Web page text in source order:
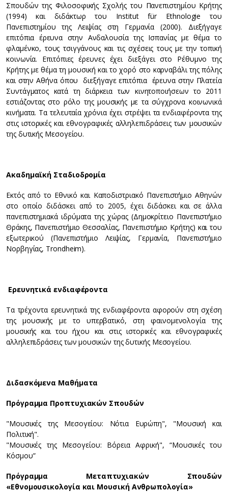
Σπουδών της Φιλοσοφικής Σχολής του Πανεπιστημίου Κρήτης
(1994) και διδάκτωρ του Institut für Ethnologie του
Πανεπιστημίου της Λειψίας στη Γερμανία (2000). Διεξήγαγε
επιτόπια έρευνα στην Ανδαλουσία της Ισπανίας με θέμα το
φλαμένκο, τους τσιγγάνους και τις σχέσεις τους με την τοπική
κοινωνία. Επιτόπιες έρευνες έχει διεξάγει στο Ρέθυμνο της
Κρήτης με θέμα τη μουσική και το χορό στο καρναβάλι της πόλης
και στην Αθήνα όπου διεξήγαγε επιτόπια έρευνα στην Πλατεία
Συντάγματος κατά τη διάρκεια των κινητοποιήσεων το 2011
εστιάζοντας στο ρόλο της μουσικής με τα σύγχρονα κοινωνικά
κινήματα. Τα τελευταία χρόνια έχει στρέψει τα ενδιαφέροντα της
στις ιστορικές και εθνογραφικές αλληλεπιδράσεις των μουσικών
της δυτικής Μεσογείου.
Ακαδημαϊκή Σταδιοδρομία
Εκτός από το Εθνικό και Καποδιστριακό Πανεπιστήμιο Αθηνών
στο οποίο διδάσκει από το 2005, έχει διδάσκει και σε άλλα
πανεπιστημιακά ιδρύματα της χώρας (Δημοκρίτειο Πανεπιστήμιο
Θράκης, Πανεπιστήμιο Θεσσαλίας, Πανεπιστήμιο Κρήτης) και του
εξωτερικού (Πανεπιστήμιο Λειψίας, Γερμανία, Πανεπιστήμιο
Νορβηγίας, Trondheim).
Ερευνητικά ενδιαφέροντα
Τα τρέχοντα ερευνητικά της ενδιαφέροντα αφορούν στη σχέση
της μουσικής με το υπερβατικό, στη φαινομενολογία της
μουσικής και του ήχου και στις ιστορικές και εθνογραφικές
αλληλεπιδράσεις των μουσικών της δυτικής Μεσογείου.
Διδασκόμενα Μαθήματα
Πρόγραμμα Προπτυχιακών Σπουδών
"Μουσικές της Μεσογείου: Νότια Ευρώπη", "Μουσική και
Πολιτική".
"Μουσικές της Μεσογείου: Βόρεια Αφρική", “Μουσικές του
Κόσμου”
Πρόγραμμα Μεταπτυχιακών Σπουδών
«Εθνομουσικολογία και Μουσική Ανθρωπολογία»